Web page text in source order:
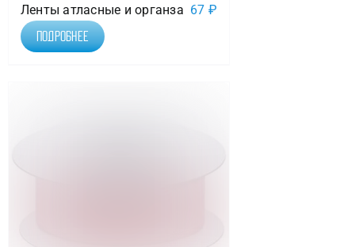
Ленты атласные и органза 67 ₽
Подробнее